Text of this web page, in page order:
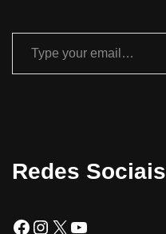
Redes Sociais